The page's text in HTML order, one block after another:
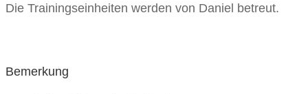
Die Trainingseinheiten werden von Daniel betreut.
Bemerkung